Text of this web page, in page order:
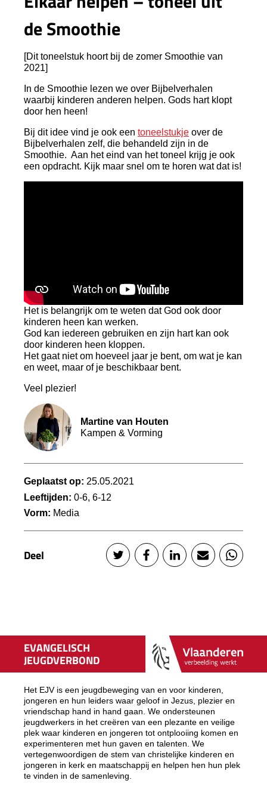
de Smoothie
[Dit toneelstuk hoort bij de zomer Smoothie van
2021]
In de Smoothie lezen we over Bijbelverhalen
waarbij kinderen anderen helpen. Gods hart klopt
door hen heen!
Bij dit idee vind je ook een toneelstukje over de
Bijbelverhalen zelf, die behandeld zijn in de
Smoothie. Aan het eind van het toneel krijg je ook
een opdracht. Kijk maar snel om te horen wat dat is!
Het is belangrijk om te weten dat God ook door
kinderen heen kan werken.
God kan iedereen gebruiken en zijn hart kan ook
door kinderen heen kloppen.
Het gaat niet om hoeveel jaar je bent, om wat je kan
en weet, maar of je beschikbaar bent.
Veel plezier!
Martine van Houten
Kampen & Vorming
Geplaatst op: 25.05.2021
Leeftijden: 0-6, 6-12
Vorm: Media
Deel
EVANGELISCH
JEUGDVERBOND
Het EJV is een jeugdbeweging van en voor kinderen,
jongeren en hun leiders waar geloof in Jezus, plezier en
vriendschap hand in hand gaan. We ondersteunen
jeugdwerkers in het creëren van een plezante en veilige
plek waar kinderen en jongeren tot ontplooiing komen en
experimenteren met hun gaven en talenten. We
vertegenwoordigen de stem van christelijke kinderen en
jongeren in kerk en maatschappij en helpen hen hun plek
te vinden in de samenleving.